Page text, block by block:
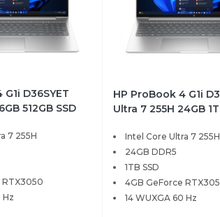
D36SYET
512GB SSD
7 255H
RTX3050
Hz
HP ProBook 4 G1i
Ultra 7 255H 24GB
Intel Core Ultra 7 255H
24GB DDR5
1TB SSD
4GB GeForce
14 WUXGA 60 Hz